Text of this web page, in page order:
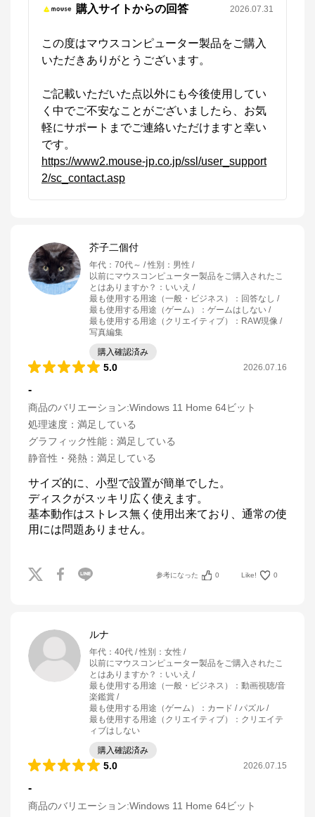
購入サイトからの回答 2026.07.31
この度はマウスコンピューター製品をご購入
いただきありがとうございます。
ご記載いただいた点以外にも今後使用してい
く中でご不安なことがございましたら、お気
軽にサポートまでご連絡いただけますと幸い
https://www2.mouse-jp.co.jp/ssl/user_support
2/sc_contact.asp
芥子二個付
年代 ： 70代～ 性別 ： 男性
以前にマウスコンピューター製品をご購入されたこ
とはありますか？ ： いいえ
最も使用する用途（一般・ビジネス）
： 回答なし
最も使用する用途（ゲーム）
： ゲームはしない
最も使用する用途（クリエイティブ）
： RAW現像 /
写真編集
購入確認済み
5.0 2026.07.16
-
商品のバリエーション:Windows 11 Home 64ビット
処理速度 ： 満足している
グラフィック性能 ： 満足している
静音性・発熱 ： 満足している
サイズ的に、小型で設置が簡単でした。
ディスクがスッキリ広く使えます。
基本動作はストレス無く使用出来ており、通常の使
用には問題ありません。
参考になった 0 Like! 0
ルナ
年代 ： 40代 性別 ： 女性
以前にマウスコンピューター製品をご購入されたこ
とはありますか？ ： いいえ
最も使用する用途（一般・ビジネス）
： 動画視聴/音
楽鑑賞
最も使用する用途（ゲーム）
： カード / パズル
最も使用する用途（クリエイティブ）
： クリエイテ
ィブはしない
購入確認済み
5.0 2026.07.15
-
商品のバリエーション:Windows 11 Home 64ビット